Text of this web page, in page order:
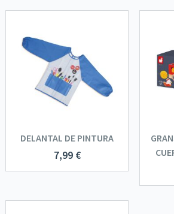
DELANTAL DE PINTURA
7,99 €